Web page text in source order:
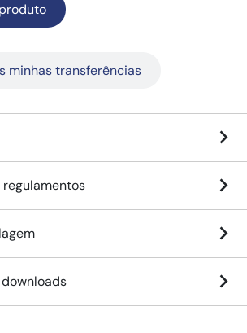
minhas transferências